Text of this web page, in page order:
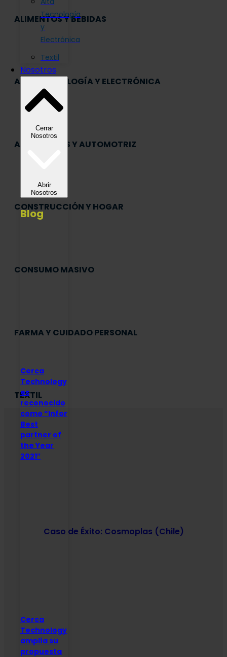
Tecnología
y
Electrónica
Textil
Nosotros
Cerrar
Nosotros
Abrir
Nosotros
Blog
Cerca
Technology
es
reconocido
como “Infor
Best
partner of
the Year
2021″
Cerca
Technology
amplía su
propuesta
ALIMENTOS Y BEBIDAS
ALTA TECNOLOGÍA Y ELECTRÓNICA
AUTOPARTES Y AUTOMOTRIZ
CONSTRUCCIÓN Y HOGAR
CONSUMO MASIVO
FARMA Y CUIDADO PERSONAL
TEXTIL
Caso de Éxito: Cosmoplas (Chile)